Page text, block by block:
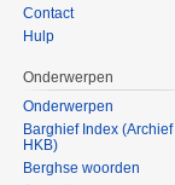
Contact
Hulp
Onderwerpen
Onderwerpen
Barghief Index (Archief
HKB)
Berghse woorden